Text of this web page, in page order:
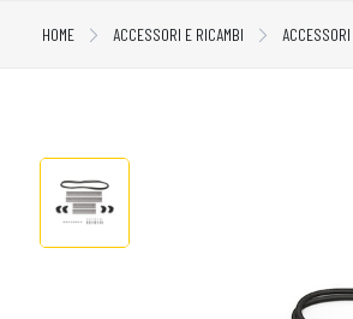
HOME ACCESSORI E RICAMBI